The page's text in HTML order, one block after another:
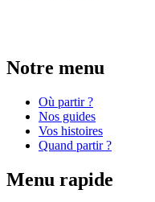
Notre menu
Où partir ?
Nos guides
Vos histoires
Quand partir ?
Menu rapide